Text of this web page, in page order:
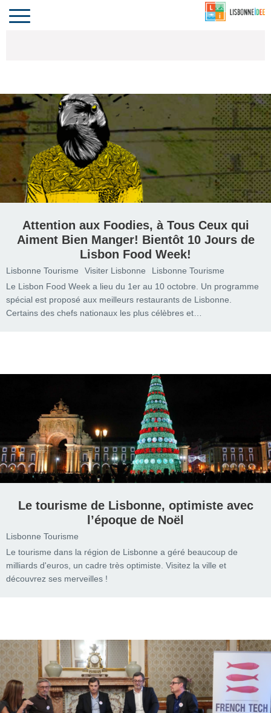
LE PORTUGAL
Toggle
navigation
Attention aux Foodies, à Tous Ceux qui
Aiment Bien Manger! Bientôt 10 Jours de
Lisbon Food Week!
Lisbonne Tourisme Visiter Lisbonne
Lisbonne Tourisme
Le Lisbon Food Week a lieu du 1er au 10 octobre. Un programme
spécial est proposé aux meilleurs restaurants de Lisbonne.
Certains des chefs nationaux les plus célèbres et…
Le tourisme de Lisbonne, optimiste avec
l’époque de Noël
Lisbonne Tourisme
Le tourisme dans la région de Lisbonne a géré beaucoup de
milliards d'euros, un cadre très optimiste. Visitez la ville et
découvrez ses merveilles !